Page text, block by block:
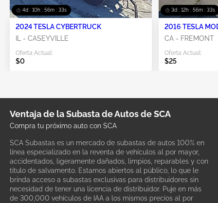
4d : 10h : 56m : 33s
2024 TESLA CYBERTRUCK
IL - CASEYVILLE
Oferta Actual:
$0
3d : 12h : 56m : 33s
2016 TESLA
CA - FREMONT
Oferta Actual:
$25
Ventaja de la Subasta de Autos de SCA
Compra tu próximo auto con SCA
SCA Subastas es un mercado de subastas de autos 100% en
línea especializado en la reventa de vehículos al por mayor,
accidentados, ligeramente dañados, limpios, reparables y con
título de salvamento. Estamos abiertos al público, lo que le
brinda acceso a subastas exclusivas para distribuidores sin
necesidad de tener una licencia de distribuidor. Puje en más
de 300,000 vehículos de IAA a los mismos precios al por